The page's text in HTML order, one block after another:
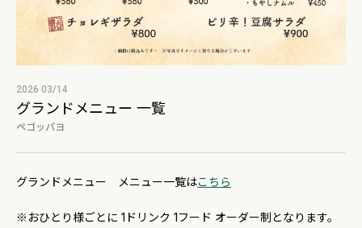
2026 03/14
グランドメニュー 一覧
ペゴッパヨ
グランドメニュー メニュー一覧はこちら
※おひとり様ごとに 1ドリンク 1フード オーダー制となります。